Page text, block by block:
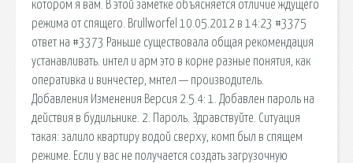
котором я вам. В этой заметке объясняется отличие ждущего
режима от спящего. Brullworfel 10.05.2012 в 14:23 #3375
ответ на #3373 Раньше существовала общая рекомендация
устанавливать. интел и арм это в корне разные понятия, как
оперативка и винчестер, мнтел — производитель.
Добавления Изменения Версия 2.5.4: 1. Добавлен пароль на
действия в будильнике. 2. Пароль. Здравствуйте. Ситуация
такая: залило квартиру водой сверху, комп был в спящем
режиме. Если у вас не получается создать загрузочную